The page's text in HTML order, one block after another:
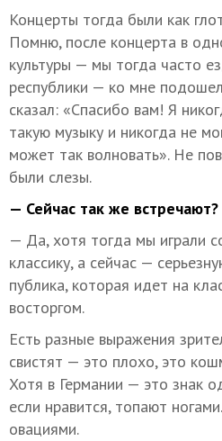
Концерты тогда были как
Помню, после концерта в
культуры — мы тогда часто
республики — ко мне
сказал: «Спасибо вам! Я
такую музыку и никогда не
может так волновать». Не
были слезы.
— Сейчас так же встречают?
— Да, хотя тогда мы играли
классику, а сейчас —
публика, которая идет на
восторгом.
Есть разные выражения
свистят — это плохо, это
Хотя в Германии — это знак
если нравится, топают
овациями.